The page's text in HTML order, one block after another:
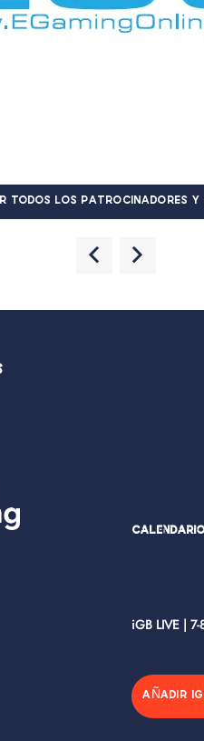
TODOS LOS PATROCINADORES Y
Calendario
iGB LIVE |
AÑADIR